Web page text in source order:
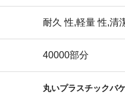
耐久 性,軽量 性,清
40000部分
丸いプラスチックバ